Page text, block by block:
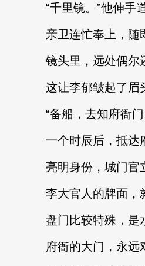
“千里镜。”他伸手道
亲卫连忙奉上，随即
镜头里，远处偶尔还
这让李郁皱起了眉头
“备船，去知府衙门
一个时辰后，抵达府
亮明身份，城门官立
李大官人的牌面，就
盘门比较特殊，是水
府衙的大门，永远对